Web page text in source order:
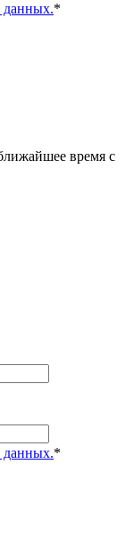
данных.*
время с
данных.*